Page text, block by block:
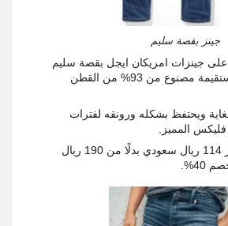
جينز بقصة سليم
جينزات امريكان ايجل بقصة سليم
بتصميم ساق مستقيمة مصنوع من 93% من القطن
ويحتفظ بشكله ورونقه لفترات
المميز.
اطلبه الآن بسعر 114 ريال سعودي بدلًا من 190 ريال